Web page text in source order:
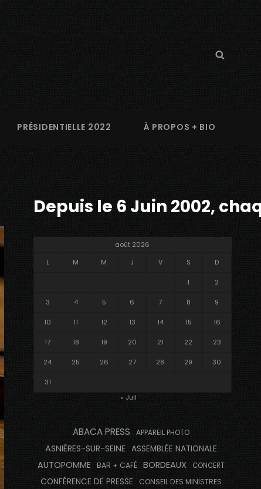
Search
PRÉSIDENTIELLE 2022 À PROPOS + BIO
Depuis le 6 Juin 2002,
août 2026
L
M M J V S D
1 2
3 4 5 6 7 8 9
10 11 12 13 14 15 16
17 18 19 20 21 22 23
24 25 26 27 28 29 30
31
« Juil
ABACA PRESS APPAREIL PHOTO
ASNIÈRES-SUR-SEINE ASSEMBLÉE NATIONALE
AUTOPOMME BAR + CAFÉ BORDEAUX CONCERT
CONFÉRENCE DE PRESSE CONSEIL DES MINISTRES